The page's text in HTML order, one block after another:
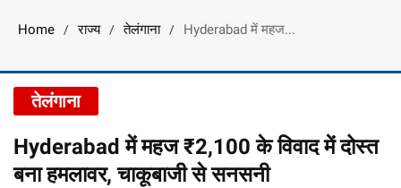
Home / राज्य / तेलंगाना / Hyderabad में महज...
तेलंगाना
Hyderabad में महज ₹2,100 के विवाद में दोस्त
बना हमलावर, चाकूबाजी से सनसनी